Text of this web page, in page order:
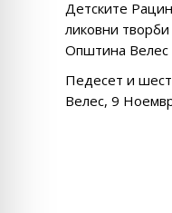
Детските
ликовни
Општина Велес
Педесет и
Велес, 9